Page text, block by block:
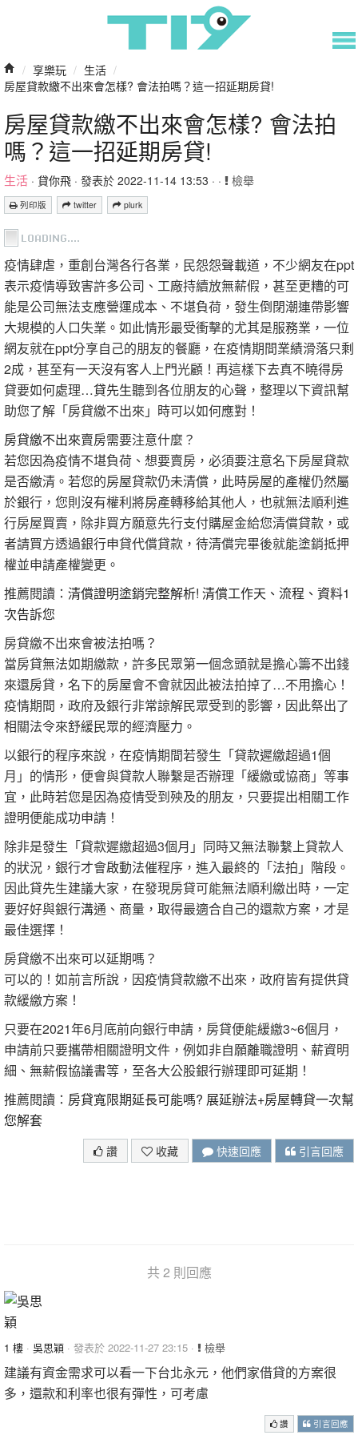
/ 享樂玩 / 生活 /
房屋貸款繳不出來會怎樣? 會法拍嗎？這一招延期房貸!
房屋貸款繳不出來會怎樣? 會法拍
嗎？這一招延期房貸!
生活 · 貸你飛 · 發表於 2022-11-14 13:53 · · 檢舉
列印版 twitter plurk
疫情肆虐，重創台灣各行各業，民怨怨聲載道，不少網友在ppt
表示疫情導致害許多公司、工廠持續放無薪假，甚至更糟的可
能是公司無法支應營運成本、不堪負荷，發生倒閉潮連帶影響
大規模的人口失業。如此情形最受衝擊的尤其是服務業，一位
網友就在ppt分享自己的朋友的餐廳，在疫情期間業績滑落只剩
2成，甚至有一天沒有客人上門光顧！再這樣下去真不曉得房
貸要如何處理…貸先生聽到各位朋友的心聲，整理以下資訊幫
助您了解「房貸繳不出來」時可以如何應對！
房貸繳不出來賣房需要注意什麼？
若您因為疫情不堪負荷、想要賣房，必須要注意名下房屋貸款
是否繳清。若您的房屋貸款仍未清償，此時房屋的產權仍然屬
於銀行，您則沒有權利將房產轉移給其他人，也就無法順利進
行房屋買賣，除非買方願意先行支付購屋金給您清償貸款，或
者請買方透過銀行申貸代償貸款，待清償完畢後就能塗銷抵押
權並申請產權變更。
推薦閱讀： 清償證明塗銷完整解析! 清償工作天、流程、資料1
次告訴您
房貸繳不出來會被法拍嗎？
當房貸無法如期繳款，許多民眾第一個念頭就是擔心籌不出錢
來還房貸，名下的房屋會不會就因此被法拍掉了…不用擔心！
疫情期間，政府及銀行非常諒解民眾受到的影響，因此祭出了
相關法令來舒緩民眾的經濟壓力。
以銀行的程序來說，在疫情期間若發生「貸款遲繳超過1個
月」的情形，便會與貸款人聯繫是否辦理「緩繳或協商」等事
宜，此時若您是因為疫情受到殃及的朋友，只要提出相關工作
證明便能成功申請！
除非是發生「貸款遲繳超過3個月」同時又無法聯繫上貸款人
的狀況，銀行才會啟動法催程序，進入最終的「法拍」階段。
因此貸先生建議大家，在發現房貸可能無法順利繳出時，一定
要好好與銀行溝通、商量，取得最適合自己的還款方案，才是
最佳選擇！
房貸繳不出來可以延期嗎？
可以的！如前言所說，因疫情貸款繳不出來，政府皆有提供貸
款緩繳方案！
只要在2021年6月底前向銀行申請，房貸便能緩繳3~6個月，
申請前只要攜帶相關證明文件，例如非自願離職證明、薪資明
細、無薪假協議書等，至各大公股銀行辦理即可延期！
推薦閱讀： 房貸寬限期延長可能嗎? 展延辦法+房屋轉貸一次幫
您解套
讚 收藏 快速回應 引言回應
共 2 則回應
1 樓 · 吳思穎 · 發表於 2022-11-27 23:15 · 檢舉
建議有資金需求可以看一下台北永元，他們家借貸的方案很
多，還款和利率也很有彈性，可考慮
讚 引言回應